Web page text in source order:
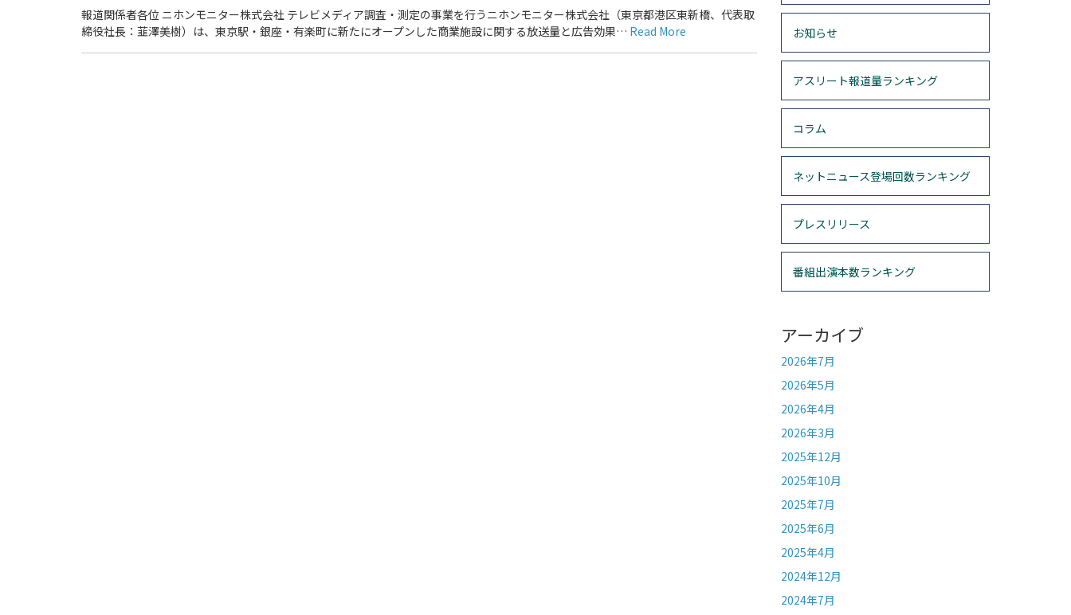
報道関係者各位 ニホンモニター株式会社 テレビメディア調査・測定の事業を行うニホンモニター株式会社（東京都港区東新橋、代表取
締役社長：韮澤美樹）は、東京駅・銀座・有楽町に新たにオープンした商業施設に関する放送量と広告効果… Read More お知らせ
アスリート報道量ランキング
コラム
ネットニュース登場回数ランキング
プレスリリース
番組出演本数ランキング
アーカイブ
2026年7月
2026年5月
2026年4月
2026年3月
2025年12月
2025年10月
2025年7月
2025年6月
2025年4月
2024年12月
2024年7月